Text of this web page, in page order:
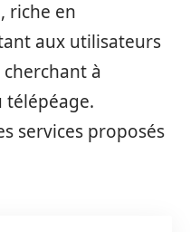
riche en
aux utilisateurs
cherchant à
télépéage.
services proposés